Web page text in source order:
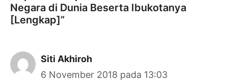
Negara di Dunia Beserta Ibukotanya
[Lengkap]”
Siti Akhiroh
6 November 2018 pada 13:03